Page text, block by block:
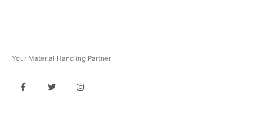
Your Material Handling Partner